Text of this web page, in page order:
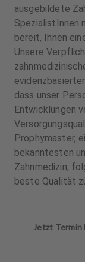
ausgebildete
SpezialistInnen
bereit, Ihnen
Unsere
dass unser
Entwicklungen
Prophymaster,
bekanntesten
Zahnmedizin,
beste Qualität
Jetzt Termin